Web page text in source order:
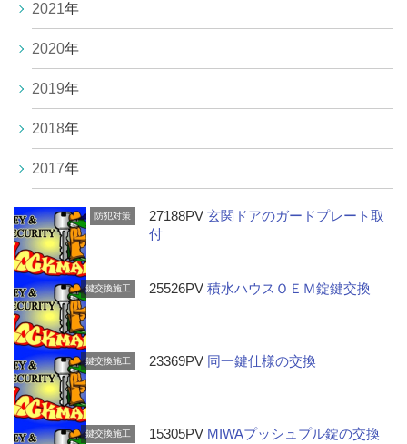
2021年
2020年
2019年
2018年
2017年
防犯対策 27188PV玄関ドアのガードプレート取
付
鍵交換施工 25526PV積水ハウスＯＥＭ錠鍵交換
鍵交換施工 23369PV 同一鍵仕様の交換
鍵交換施工 15305PV MIWAプッシュプル錠の交換